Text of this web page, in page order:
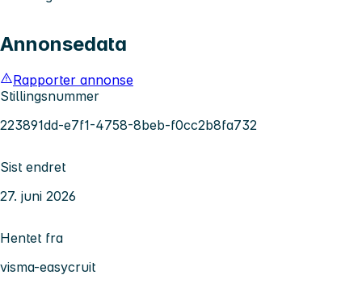
Annonsedata
Rapporter annonse
Stillingsnummer
223891dd-e7f1-4758-8beb-f0cc2b8fa732
Sist endret
27. juni 2026
Hentet fra
visma-easycruit